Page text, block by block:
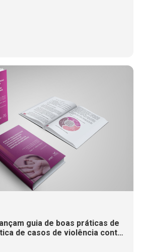
guia de boas práticas de
de casos de violência contra